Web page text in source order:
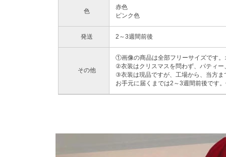
色
赤色
ピンク色
発送 2～3週間前後
その他
①画像の商品は全部フリーサイズです
②衣装はクリスマスを問わず、パティ
③衣装は現品ですが、工場から、当方
お手元に届くまでは2～3週間前後です